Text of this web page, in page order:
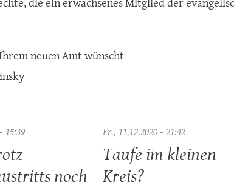
neuen Amt wünscht
15:39
noch
Fr., 11.12.2020 - 21:42
Taufe im kleinen
Kreis?